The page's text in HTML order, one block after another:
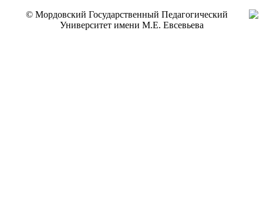
© Мордовский Государственный Педагогический
Университет имени М.Е. Евсевьева